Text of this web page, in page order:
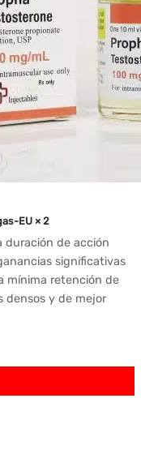
EU × 2
duración de acción
significativas
mínima retención de
densos y de mejor